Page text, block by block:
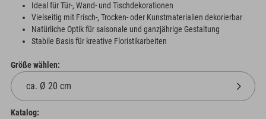
Ideal für Tür-, Wand- und Tischdekorationen
Vielseitig mit Frisch-, Trocken- oder Kunstmaterialien dekorierbar
Natürliche Optik für saisonale und ganzjährige Gestaltung
Stabile Basis für kreative Floristikarbeiten
Größe wählen:
Katalog: